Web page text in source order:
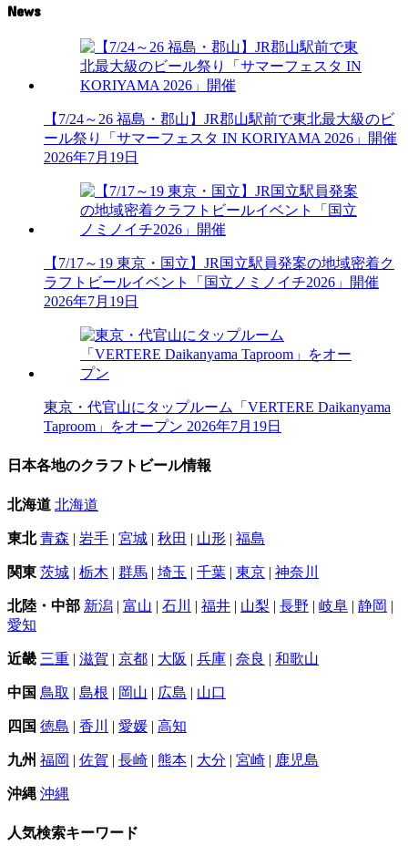
News
【7/24～26 福島・郡山】JR郡山駅前で東北最大級のビ
ール祭り「サマーフェスタ IN KORIYAMA 2026」開催
2026年7月19日
【7/17～19 東京・国立】JR国立駅員発案の地域密着ク
ラフトビールイベント「国立ノミノイチ2026」開催
2026年7月19日
東京・代官山にタップルーム「VERTERE Daikanyama
Taproom」をオープン 2026年7月19日
日本各地のクラフトビール情報
北海道 北海道
東北 青森 | 岩手 | 宮城 | 秋田 | 山形 | 福島
関東 茨城 | 栃木 | 群馬 | 埼玉 | 千葉 | 東京 | 神奈川
北陸・中部 新潟 | 富山 | 石川 | 福井 | 山梨 | 長野 | 岐阜 | 静岡 |
愛知
近畿 三重 | 滋賀 | 京都 | 大阪 | 兵庫 | 奈良 | 和歌山
中国 鳥取 | 島根 | 岡山 | 広島 | 山口
四国 徳島 | 香川 | 愛媛 | 高知
九州 福岡 | 佐賀 | 長崎 | 熊本 | 大分 | 宮崎 | 鹿児島
沖縄 沖縄
人気検索キーワード